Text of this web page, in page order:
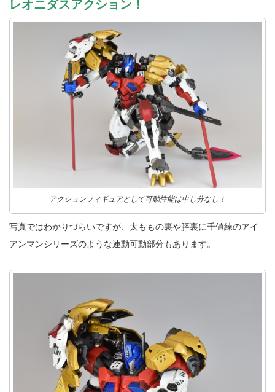
レオニダスアクション！
アクションフィギュアとして可動性能は申し分なし！
写真ではわかりづらいですが、太ももの裏や脛裏に千値練のアイ
アンマンシリーズのような連動可動部分もあります。